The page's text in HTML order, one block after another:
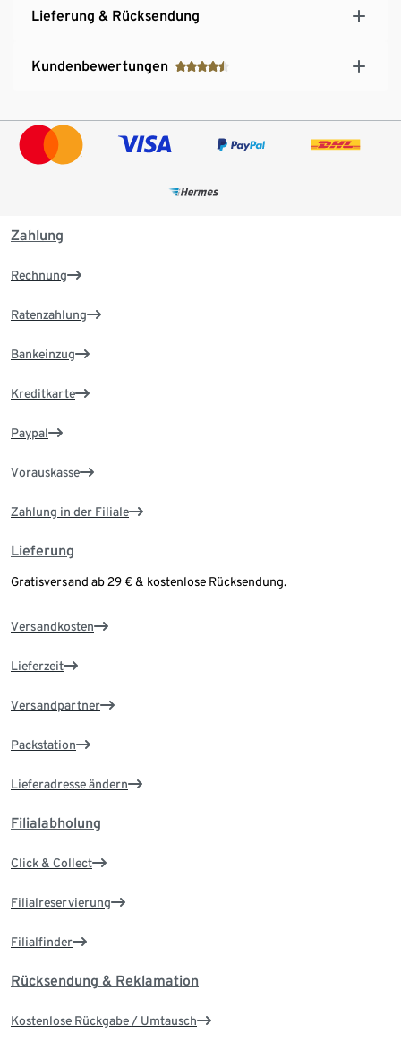
Lieferung & Rücksendung
Kundenbewertungen
Zahlung
Rechnung
Ratenzahlung
Bankeinzug
Kreditkarte
Paypal
Vorauskasse
Zahlung in der Filiale
Lieferung
Gratisversand ab 29 € & kostenlose Rücksendung.
Versandkosten
Lieferzeit
Versandpartner
Packstation
Lieferadresse ändern
Filialabholung
Click & Collect
Filialreservierung
Filialfinder
Rücksendung & Reklamation
Kostenlose Rückgabe / Umtausch